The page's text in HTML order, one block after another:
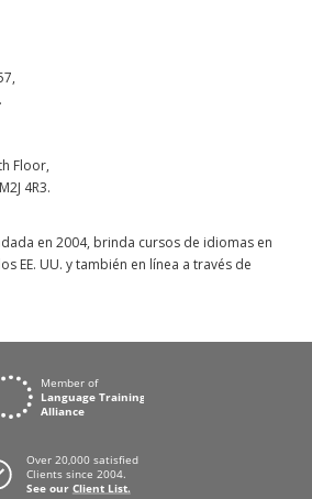
Floor,
4R3.
en 2004, brinda cursos de idiomas en
EE. UU. y también en línea a través de